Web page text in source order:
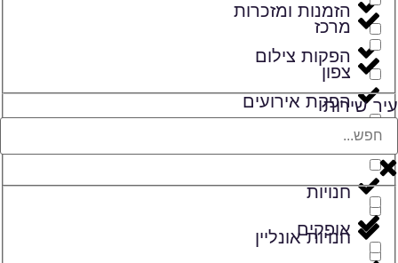
הזמנות ומזכרות
הפקות צילום
הפקת אירועים
זמרים
חנויות
חנויות אונליין
מרכז
צפון
עיר שירות
אופקים